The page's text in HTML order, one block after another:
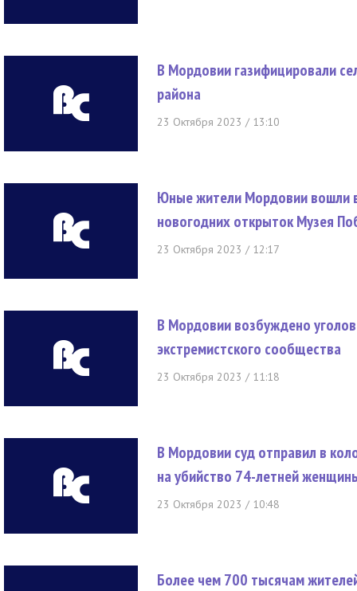
В Мордовии газифицировали
района
23 Октября 2023 / 13:10
Юные жители Мордовии вошли
новогодних открыток Музея
23 Октября 2023 / 12:17
В Мордовии возбуждено
экстремистского сообщества
23 Октября 2023 / 11:18
В Мордовии суд отправил в
на убийство 74-летней
23 Октября 2023 / 10:48
Более чем 700 тысячам